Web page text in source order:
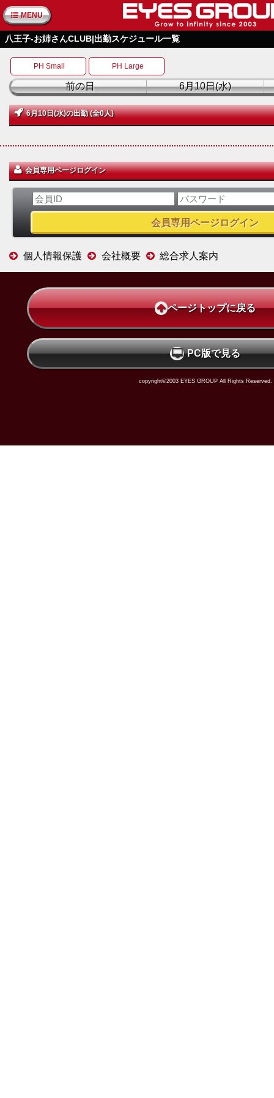
MENU
八王子-お姉さんCLUB|出勤スケジュール一覧
PH Small PH Large
前の日 6月10日(水)
6月10日(水)の出勤 (全0人)
会員専用ページログイン
個人情報保護 会社概要 総合求人案内
ページトップに戻る
PC版で見る
copyright©2003 EYES GROUP All Rights Reserved.